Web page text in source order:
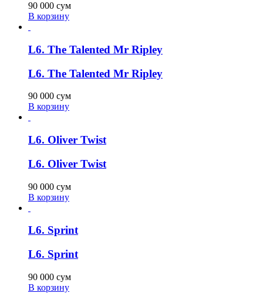
90 000 сум
В корзину
L6. The Talented Mr Ripley
L6. The Talented Mr Ripley
90 000 сум
В корзину
L6. Oliver Twist
L6. Oliver Twist
90 000 сум
В корзину
L6. Sprint
L6. Sprint
90 000 сум
В корзину